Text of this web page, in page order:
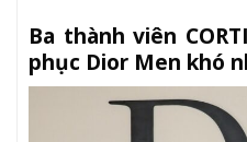
Ba thành viên
phục Dior Men khó